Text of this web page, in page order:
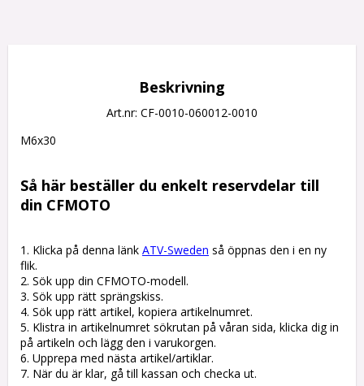
Beskrivning
Art.nr: CF-0010-060012-0010
M6x30
Så här beställer du enkelt reservdelar till
din CFMOTO
1. Klicka på denna länk ATV-Sweden så öppnas den i en ny
flik.
2. Sök upp din CFMOTO-modell.
3. Sök upp rätt sprängskiss.
4. Sök upp rätt artikel, kopiera artikelnumret.
5. Klistra in artikelnumret sökrutan på våran sida, klicka dig in
på artikeln och lägg den i varukorgen.
6. Upprepa med nästa artikel/artiklar.
7. När du är klar, gå till kassan och checka ut.